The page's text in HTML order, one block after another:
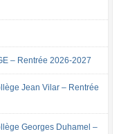
– Rentrée 2026-2027
Jean Vilar – Rentrée
Georges Duhamel –